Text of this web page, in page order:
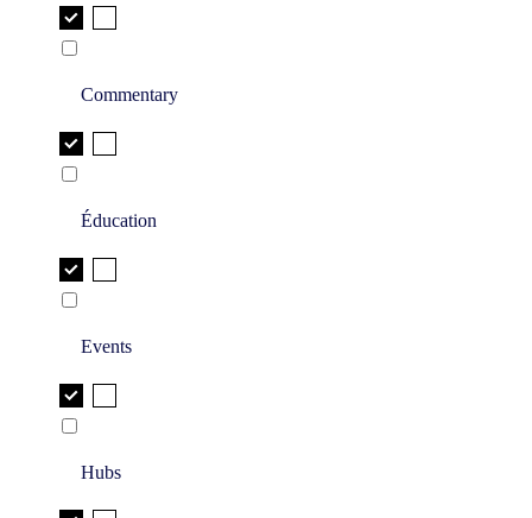
Commentary
Éducation
Events
Hubs